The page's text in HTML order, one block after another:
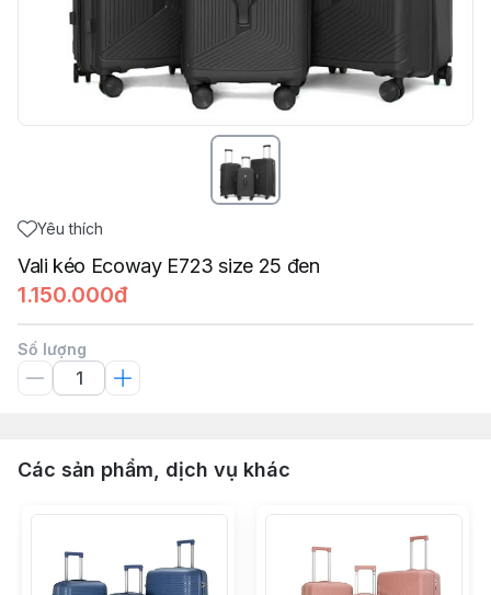
Yêu thích
Vali kéo Ecoway E723 size 25 đen
1.150.000đ
Số lượng
Các sản phẩm, dịch vụ khác